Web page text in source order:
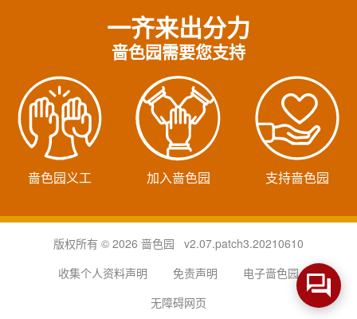
一齐来出分力
啬色园需要您支持
啬色园义工 加入啬色园 支持啬色园
版权所有 © 2026 啬色园 v2.07.patch3.20210610
收集个人资料声明
免责声明
电子啬色园
无障碍网页